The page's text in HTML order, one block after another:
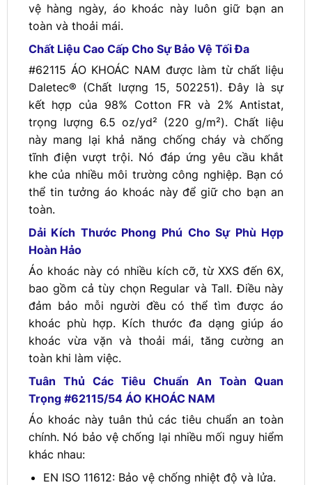
vệ hàng ngày, áo khoác này luôn giữ bạn an
toàn và thoải mái.
Chất Liệu Cao Cấp Cho Sự Bảo Vệ Tối Đa
#62115 ÁO KHOÁC NAM được làm từ chất liệu
Daletec® (Chất lượng 15, 502251). Đây là sự
kết hợp của 98% Cotton FR và 2% Antistat,
trọng lượng 6.5 oz/yd² (220 g/m²). Chất liệu
này mang lại khả năng chống cháy và chống
tĩnh điện vượt trội. Nó đáp ứng yêu cầu khắt
khe của nhiều môi trường công nghiệp. Bạn có
thể tin tưởng áo khoác này để giữ cho bạn an
toàn.
Dải Kích Thước Phong Phú Cho Sự Phù Hợp
Hoàn Hảo
Áo khoác này có nhiều kích cỡ, từ XXS đến 6X,
bao gồm cả tùy chọn Regular và Tall. Điều này
đảm bảo mỗi người đều có thể tìm được áo
khoác phù hợp. Kích thước đa dạng giúp áo
khoác vừa vặn và thoải mái, tăng cường an
toàn khi làm việc.
Tuân Thủ Các Tiêu Chuẩn An Toàn Quan
Trọng #62115/54 ÁO KHOÁC NAM
Áo khoác này tuân thủ các tiêu chuẩn an toàn
chính. Nó bảo vệ chống lại nhiều mối nguy hiểm
khác nhau:
EN ISO 11612: Bảo vệ chống nhiệt độ và lửa.